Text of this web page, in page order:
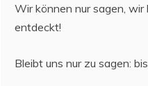
Wir können nur sagen,
entdeckt!
Bleibt uns nur zu sagen: